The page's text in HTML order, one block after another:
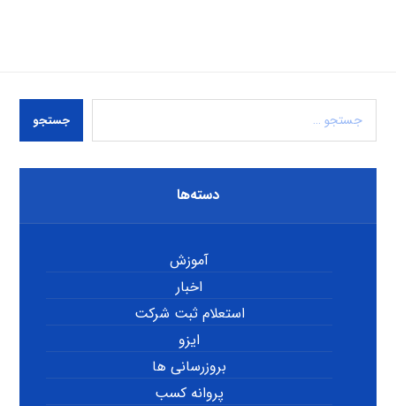
جستجو
دسته‌ها
آموزش
اخبار
استعلام ثبت شرکت
ایزو
بروزرسانی ها
پروانه کسب